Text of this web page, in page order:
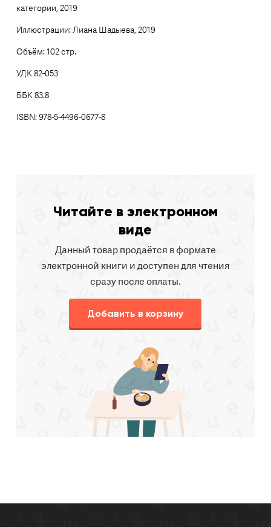
категории, 2019
Иллюстрации: Лиана Шадыева, 2019
Объём: 102 стр.
УДК 82-053
ББК 83.8
ISBN: 978-5-4496-0677-8
Читайте в электронном
виде
Данный товар продаётся в формате
электронной книги и доступен для чтения
сразу после оплаты.
Добавить в корзину